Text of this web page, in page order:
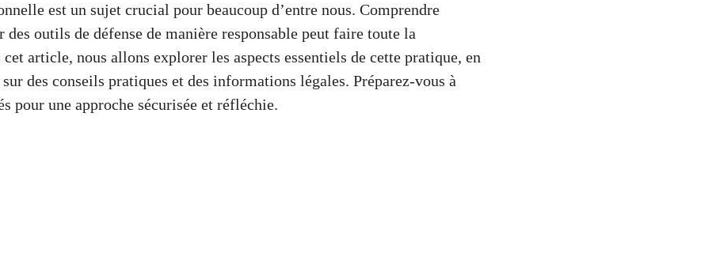
est un sujet crucial pour beaucoup d’entre nous. Comprendre
outils de défense de manière responsable peut faire toute la
article, nous allons explorer les aspects essentiels de cette pratique, en
des conseils pratiques et des informations légales. Préparez-vous à
pour une approche sécurisée et réfléchie.